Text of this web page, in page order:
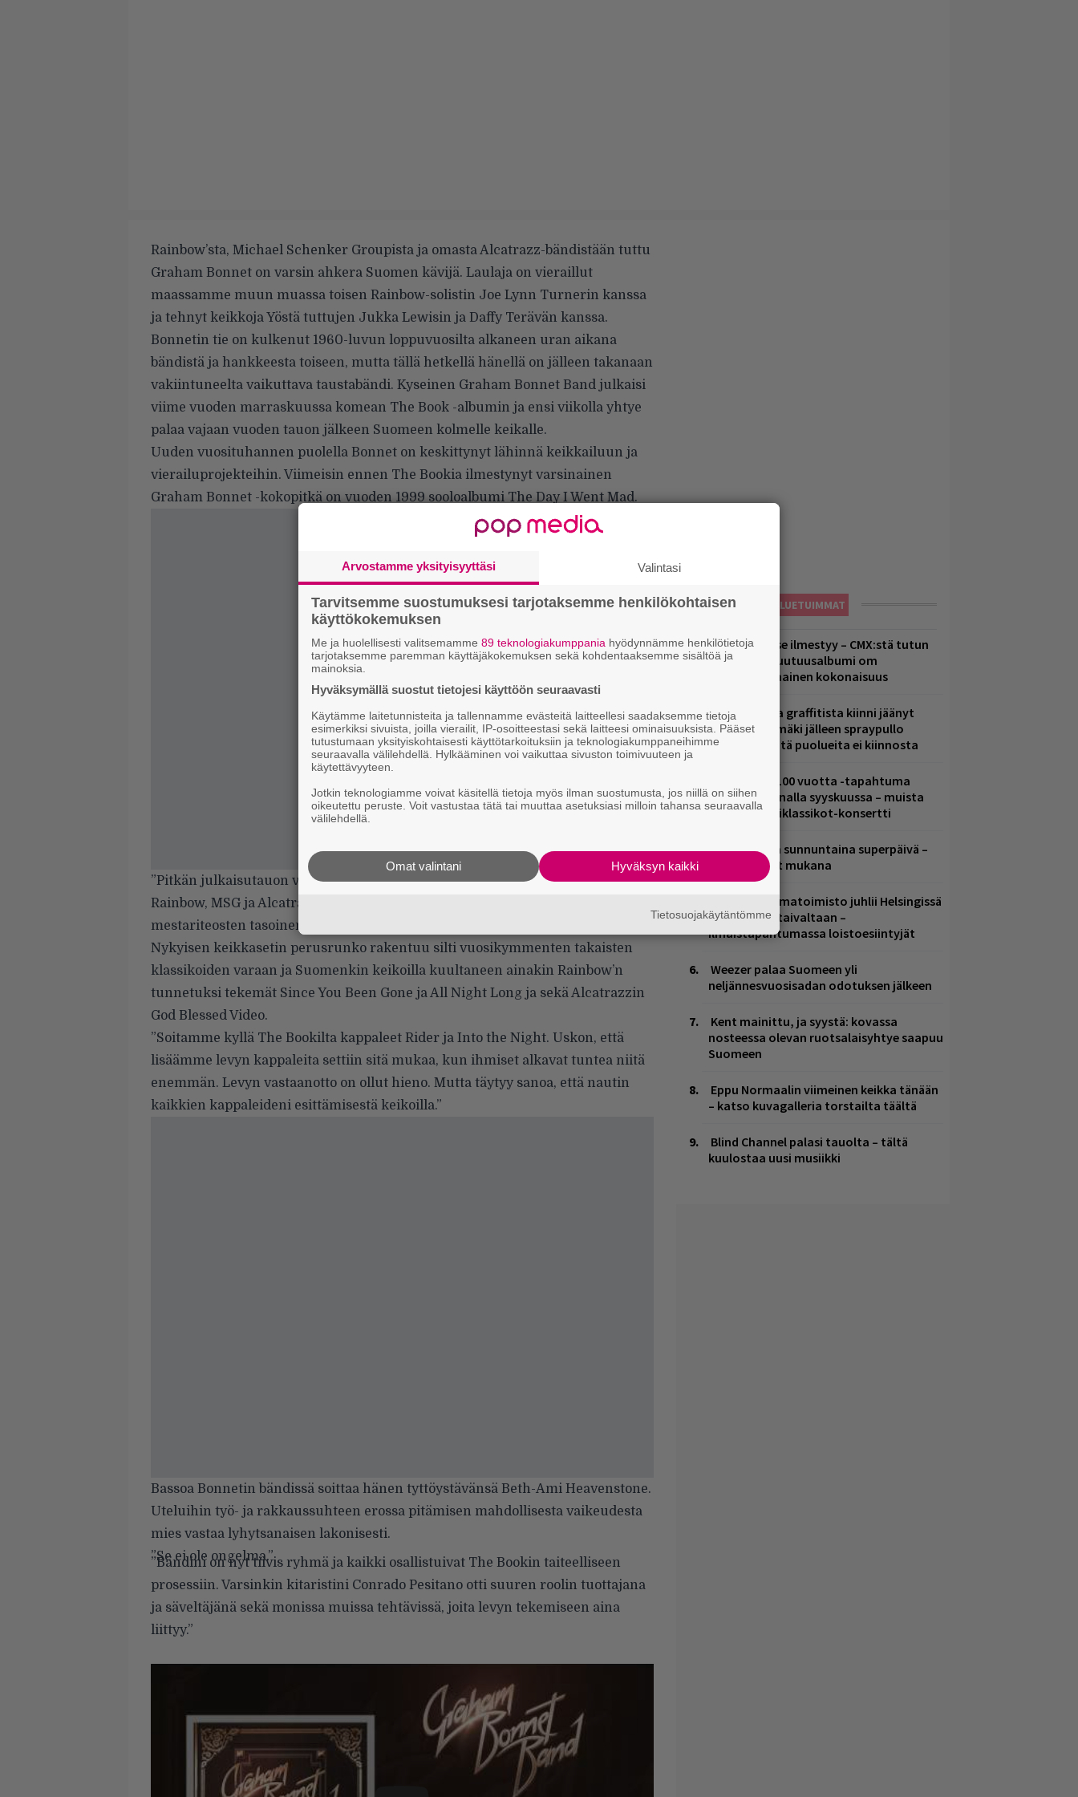
Rainbow’sta, Michael Schenker Groupista ja omasta Alcatrazz-bändistään tuttu
Graham Bonnet on varsin ahkera Suomen kävijä. Laulaja on vieraillut
maassamme muun muassa toisen Rainbow-solistin Joe Lynn Turnerin kanssa
ja tehnyt keikkoja Yöstä tuttujen Jukka Lewisin ja Daffy Terävän kanssa.
Bonnetin tie on kulkenut 1960-luvun loppuvuosilta alkaneen uran aikana
bändistä ja hankkeesta toiseen, mutta tällä hetkellä hänellä on jälleen takanaan
vakiintuneelta vaikuttava taustabändi. Kyseinen Graham Bonnet Band julkaisi
viime vuoden marraskuussa komean The Book -albumin ja ensi viikolla yhtye
palaa vajaan vuoden tauon jälkeen Suomeen kolmelle keikalle.
Uuden vuosituhannen puolella Bonnet on keskittynyt lähinnä keikkailuun ja
vierailuprojekteihin. Viimeisin ennen The Bookia ilmestynyt varsinainen
Graham Bonnet -kokopitkä on vuoden 1999 sooloalbumi The Day I Went Mad.
”Pitkän julkaisutauon vuoksi tiesin, että minun pitää palata siihen tyyliin, jota
Rainbow, MSG ja Alcatrazz edustivat. Levyn piti olla laadultaan menneisyyden
mestariteosten tasoinen”, Bonnet kertoo.
Nykyisen keikkasetin perusrunko rakentuu silti vuosikymmenten takaisten
klassikoiden varaan ja Suomenkin keikoilla kuultaneen ainakin Rainbow’n
tunnetuksi tekemät Since You Been Gone ja All Night Long ja sekä Alcatrazzin
God Blessed Video.
”Soitamme kyllä The Bookilta kappaleet Rider ja Into the Night. Uskon, että
lisäämme levyn kappaleita settiin sitä mukaa, kun ihmiset alkavat tuntea niitä
enemmän. Levyn vastaanotto on ollut hieno. Mutta täytyy sanoa, että nautin
kaikkien kappaleideni esittämisestä keikoilla.”
Bassoa Bonnetin bändissä soittaa hänen tyttöystävänsä Beth-Ami Heavenstone.
Uteluihin työ- ja rakkaussuhteen erossa pitämisen mahdollisesta vaikeudesta
mies vastaa lyhytsanaisen lakonisesti.
”Se ei ole ongelma.”
”Bändini on nyt tiivis ryhmä ja kaikki osallistuivat The Bookin taiteelliseen
prosessiin. Varsinkin kitaristini Conrado Pesitano otti suuren roolin tuottajana
ja säveltäjänä sekä monissa muissa tehtävissä, joita levyn tekemiseen aina
liittyy.”
LUETUIMMAT
Huomenna se ilmestyy – CMX:stä tutun
A.W. Yrjänän uutuusalbumi om
mammuttimainen kokonaisuus
Laittomasta graffitista kiinni jäänyt
Paavo Arhinmäki jälleen spraypullo
kädessä – näitä puolueita ei kiinnosta
Valtava Yle 100 vuotta -tapahtuma
Veikkaus Arenalla syyskuussa – muista
myös metalliklassikot-konsertti
Tampereella sunnuntaina superpäivä –
nämä artistit mukana
Mainio ohjelmatoimisto juhlii Helsingissä
10-vuotista taivaltaan –
ilmaistapahtumassa loistoesiintyjät
Weezer palaa Suomeen yli
neljännesvuosisadan odotuksen jälkeen
Kent mainittu, ja syystä: kovassa
nosteessa olevan ruotsalaisyhtye saapuu
Suomeen
Eppu Normaalin viimeinen keikka tänään
– katso kuvagalleria torstailta täältä
Blind Channel palasi tauolta – tältä
kuulostaa uusi musiikki
Arvostamme yksityisyyttäsi Valintasi
Tarvitsemme suostumuksesi tarjotaksemme henkilökohtaisen
käyttökokemuksen
Me ja huolellisesti valitsemamme 89 teknologiakumppania hyödynnämme henkilötietoja
tarjotaksemme paremman käyttäjäkokemuksen sekä kohdentaaksemme sisältöä ja
mainoksia.
Hyväksymällä suostut tietojesi käyttöön seuraavasti
Käytämme laitetunnisteita ja tallennamme evästeitä laitteellesi saadaksemme tietoja
esimerkiksi sivuista, joilla vierailit, IP-osoitteestasi sekä laitteesi ominaisuuksista. Pääset
tutustumaan yksityiskohtaisesti käyttötarkoituksiin ja teknologiakumppaneihimme
seuraavalla välilehdellä. Hylkääminen voi vaikuttaa sivuston toimivuuteen ja
käytettävyyteen.
Jotkin teknologiamme voivat käsitellä tietoja myös ilman suostumusta, jos niillä on siihen
oikeutettu peruste. Voit vastustaa tätä tai muuttaa asetuksiasi milloin tahansa seuraavalla
välilehdellä.
Hyväksyn kaikki
Omat valintani
Tietosuojakäytäntömme